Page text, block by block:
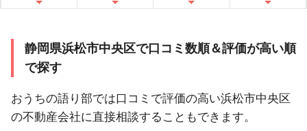
静岡県浜松市中央区で口コミ数順＆評価が高い順
で探す
おうちの語り部では口コミで評価の高い浜松市中央区
の不動産会社に直接相談することもできます。